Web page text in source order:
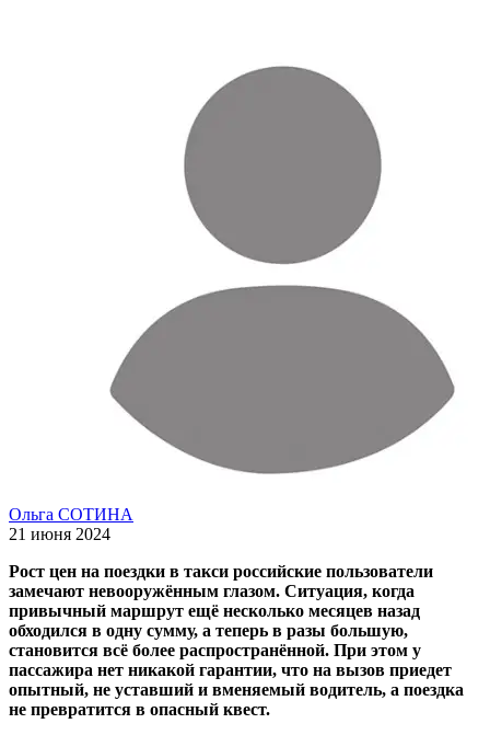
Ольга СОТИНА
21 июня 2024
Рост цен на поездки в такси российские пользователи
замечают невооружённым глазом. Ситуация, когда
привычный маршрут ещё несколько месяцев назад
обходился в одну сумму, а теперь в разы большую,
становится всё более распространённой. При этом у
пассажира нет никакой гарантии, что на вызов приедет
опытный, не уставший и вменяемый водитель, а поездка
не превратится в опасный квест.